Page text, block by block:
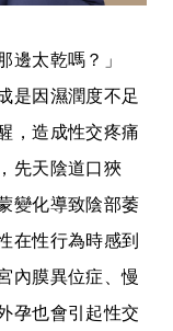
邊太乾嗎？」
是因濕潤度不足
，造成性交疼痛
先天陰道口狹
變化導致陰部萎
在性行為時感到
內膜異位症、慢
孕也會引起性交